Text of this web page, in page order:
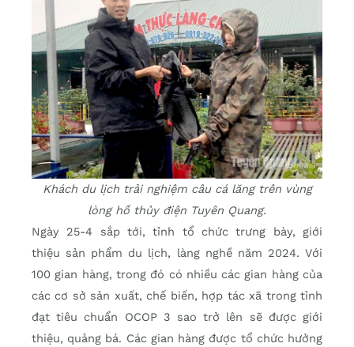
Khách du lịch trải nghiệm câu cá lăng trên vùng
lòng hồ thủy điện Tuyên Quang.
Ngày 25-4 sắp tới, tỉnh tổ chức trưng bày, giới
thiệu sản phẩm du lịch, làng nghề năm 2024. Với
100 gian hàng, trong đó có nhiều các gian hàng của
các cơ sở sản xuất, chế biến, hợp tác xã trong tỉnh
đạt tiêu chuẩn OCOP 3 sao trở lên sẽ được giới
thiệu, quảng bá. Các gian hàng được tổ chức hưởng